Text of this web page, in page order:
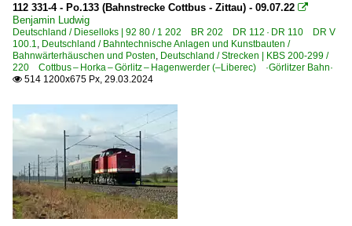
112 331-4 - Po.133 (Bahnstrecke Cottbus - Zittau) - 09.07.22 
Benjamin Ludwig
Deutschland / Dieselloks | 92 80 / 1 202 BR 202 DR 112 · DR 110 DR V
100.1, Deutschland / Bahntechnische Anlagen und Kunstbauten /
Bahnwärterhäuschen und Posten, Deutschland / Strecken | KBS 200-299 /
220 Cottbus – Horka – Görlitz – Hagenwerder (–Liberec) ·Görlitzer Bahn·
 514 1200x675 Px, 29.03.2024